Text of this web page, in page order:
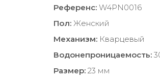
Референс: W4PN0016
Пол: Женский
Механизм: Кварцевый
Водонепроницаемость:
Размер: 23 мм